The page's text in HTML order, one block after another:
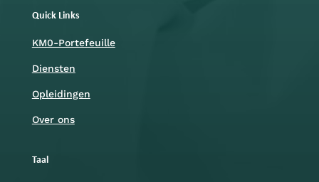
Quick Links
KM0-Portefeuille
Diensten
Opleidingen
Over ons
Taal